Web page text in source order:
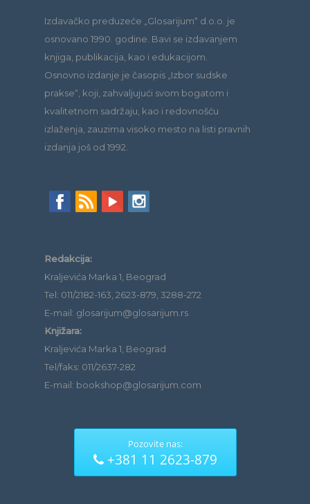
Izdavačko preduzeće „Glosarijum“ d.o.o. je
osnovano 1990. godine. Bavi se izdavanjem
knjiga, publikacija, kao i edukacijom.
Osnovno izdanje je časopis „Izbor sudske
prakse“, koji, zahvaljujući svom bogatom i
kvalitetnom sadržaju, kao i redovnošću
izlaženja, zauzima visoko mesto na listi pravnih
izdanja još od 1992.
Redakcija:
Kraljevića Marka 1, Beograd
Tel: 011/2182-163, 2623-879, 3288-272
E-mail: glosarijum@glosarijum.rs
Knjižara:
Kraljevića Marka 1, Beograd
Tel/faks: 011/2637-282
E-mail: bookshop@glosarijum.com
Pozovite nas:
+381 11 2623-879